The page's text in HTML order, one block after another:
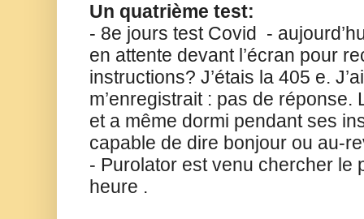
Un quatrième test:
- 8e jours test Covid
-
en attente devant l’écran pour
instructions? J’étais la 405 e.
m’enregistrait : pas de réponse.
et a même dormi pendant ses
capable de dire bonjour ou au-
- Purolator est venu chercher le
heure .